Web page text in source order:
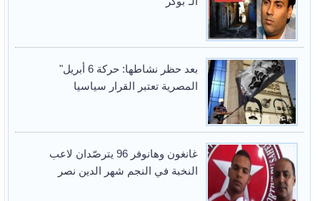
بعد حظر نشاطها: حركة 6 أبريل"
المصرية تعتبر القرار سياسيا
غانغون وهانوفر 96 يترصّدان لاعب
النخبة في النجم شهر الدين نصر